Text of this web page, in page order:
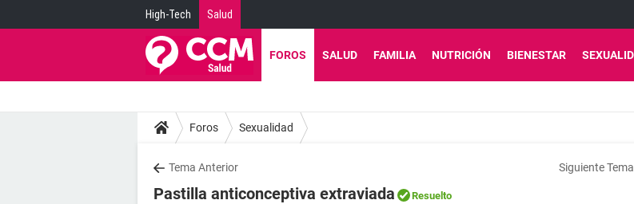
High-Tech Salud
FOROS SALUD FAMILIA NUTRICIÓN BIENESTAR
Foros Sexualidad
Tema Anterior Siguiente Tema
Pastilla anticonceptiva extraviada Resuelto